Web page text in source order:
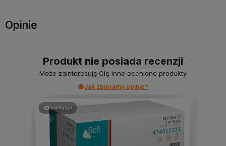
Opinie
Produkt nie posiada recenzji
Może zainteresują Cię inne ocenione produkty
Jak zbieramy opinie?
podgląd